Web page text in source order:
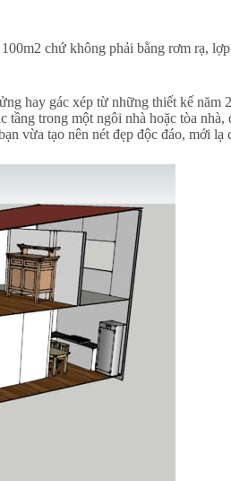
chứ không phải bằng rơm rạ,
hay gác xép từ những thiết kế năm
trong một ngôi nhà hoặc tòa
vừa tạo nên nét đẹp độc đáo, mới lạ